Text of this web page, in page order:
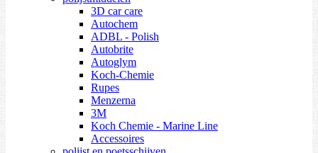
3D car care
Autochem
ADBL - Polish
Autobrite
Autoglym
Koch-Chemie
Rupes
Menzerna
3M
Koch Chemie - Marine Line
Accessoires